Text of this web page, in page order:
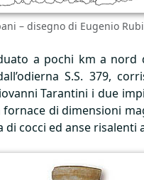
– disegno di Eugenio
a pochi km a nord
S.S. 379,
Tarantini i due
di dimensioni
cocci ed anse risalenti